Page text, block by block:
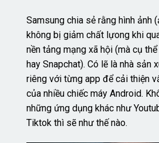
Samsung chia sẻ rằng hình ảnh
không bị giảm chất lựong khi
nền tảng mạng xã hội (mà cụ
hay Snapchat). Có lẽ là nhà sản
riêng với từng app để cải thiện
của nhiều chiếc máy Android.
những ứng dụng khác như
Tiktok thì sẽ như thế nào.